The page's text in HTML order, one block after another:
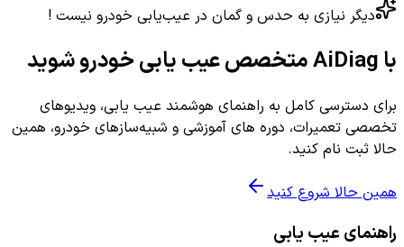
دیگر نیازی به حدس و گمان در عیب‌یابی خودرو نیست !
با AiDiag متخصص عیب یابی خودرو شوید
برای دسترسی کامل به راهنمای هوشمند عیب یابی، ویدیوهای
تخصصی تعمیرات، دوره های آموزشی و شبیه‌سازهای خودرو، همین
حالا ثبت نام کنید.
همین حالا شروع کنید
راهنمای عیب یابی